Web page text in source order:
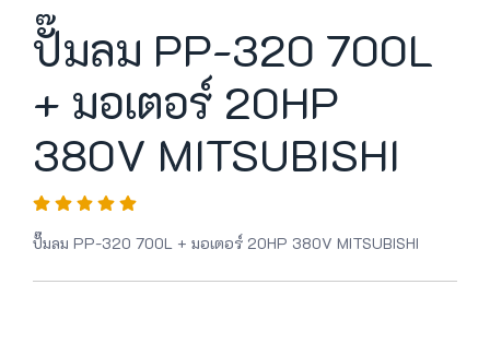
ปั๊มลม PP-320 700L
+ มอเตอร์ 20HP
380V MITSUBISHI
ปั๊มลม PP-320 700L + มอเตอร์ 20HP 380V MITSUBISHI